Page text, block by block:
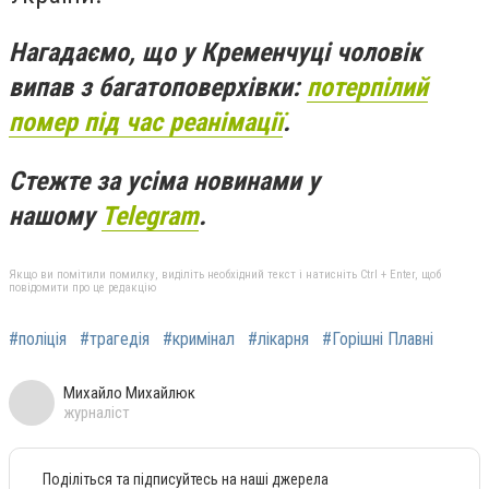
Нагадаємо, що у Кременчуці чоловік
випав з багатоповерхівки:потерпілий
помер під час реанімації.
Стежте за усіма новинами у
нашому Telegram.
Якщо ви помітили помилку, виділіть необхідний текст і натисніть Ctrl + Enter, щоб
повідомити про це редакцію
#поліція #трагедія #кримінал #лікарня #Горішні Плавні
Михайло Михайлюк
журналіст
Поділіться та підписуйтесь на наші джерела